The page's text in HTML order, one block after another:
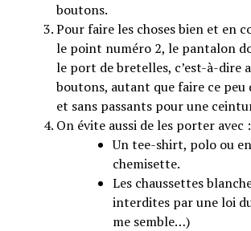
boutons.
Pour faire les choses bien et en
le point numéro 2, le pantalon
le port de bretelles, c’est-à-dire
boutons, autant que faire ce peu
et sans passants pour une
On évite aussi de les porter avec :
Un tee-shirt, polo ou
chemisette.
Les chaussettes
interdites par une loi
me semble…)